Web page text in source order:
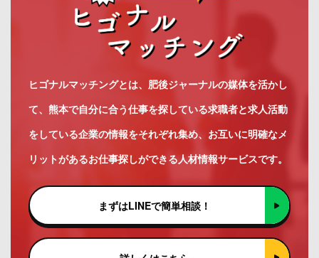
ヒゴナルマッチングとは、肥後ジャーナルの媒体を活かし
て、熊本で自分に合う仕事を探している求職者と求人活動
をしている企業の情報をそれぞれ集め、お互いに明確なメ
リットがあるお仕事探しができる人材情報サービスです。
まずはLINEで簡単相談！